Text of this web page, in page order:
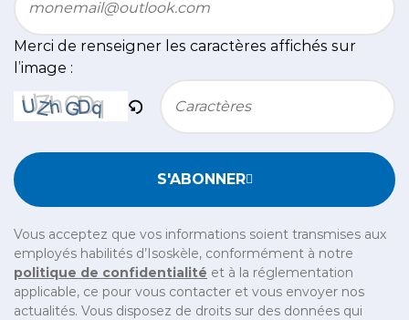
Merci de renseigner les caractères affichés sur
l’image :
S'ABONNER
Vous acceptez que vos informations soient transmises aux
employés habilités d’Isoskèle, conformément à notre
politique de confidentialité et à la réglementation
applicable, ce pour vous contacter et vous envoyer nos
actualités. Vous disposez de droits sur des données qui